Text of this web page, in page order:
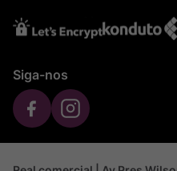
Siga-nos